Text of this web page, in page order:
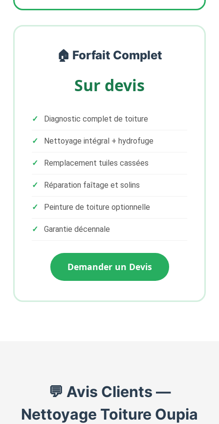
🏠 Forfait Complet
Sur devis
Diagnostic complet de toiture
Nettoyage intégral + hydrofuge
Remplacement tuiles cassées
Réparation faîtage et solins
Peinture de toiture optionnelle
Garantie décennale
Demander un Devis
💬 Avis Clients —
Nettoyage Toiture Oupia